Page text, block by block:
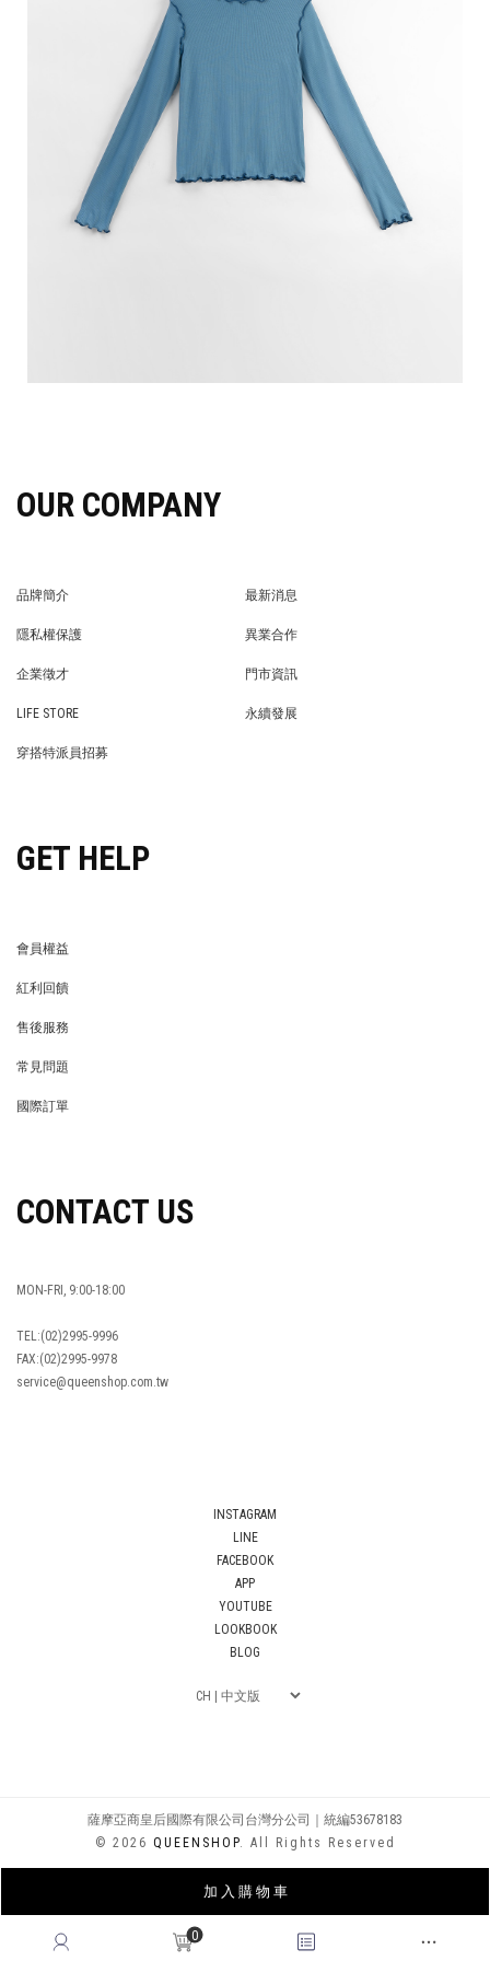
0
加 入 購 物 車
OUR COMPANY
品牌簡介
最新消息
隱私權保護
異業合作
企業徵才
門市資訊
LIFE STORE
永續發展
穿搭特派員招募
GET HELP
會員權益
紅利回饋
售後服務
常見問題
國際訂單
CONTACT US
MON-FRI, 9:00-18:00
TEL:(02)2995-9996
FAX:(02)2995-9978
service@queenshop.com.tw
INSTAGRAM
LINE
FACEBOOK
APP
YOUTUBE
LOOKBOOK
BLOG
薩摩亞商皇后國際有限公司台灣分公司｜統編53678183
© 2026 QUEENSHOP. All Rights Reserved